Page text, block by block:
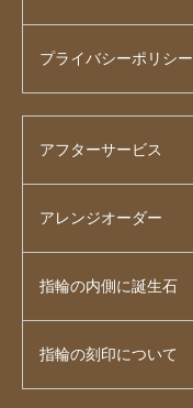
プライバシーポリシー
アフターサービス
アレンジオーダー
指輪の内側に誕生石
指輪の刻印について